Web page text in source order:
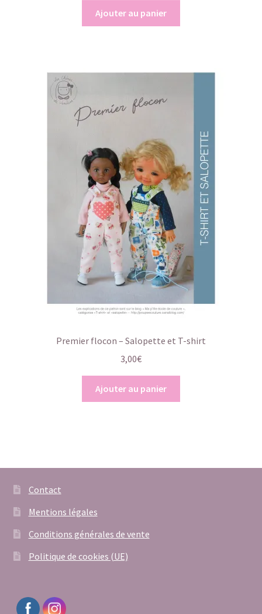
Ajouter au panier
Premier flocon – Salopette et T-shirt
3,00€
Ajouter au panier
Contact
Mentions légales
Conditions générales de vente
Politique de cookies (UE)